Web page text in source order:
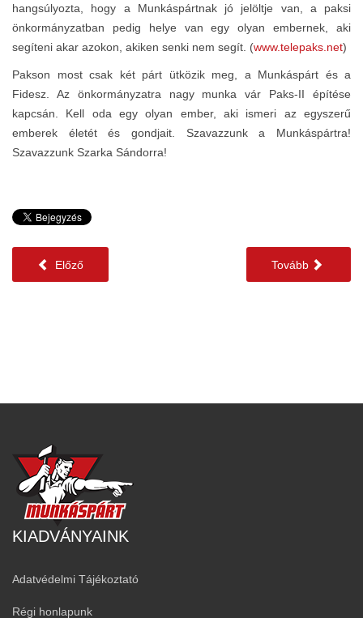
hangsúlyozta, hogy a Munkáspártnak jó jelöltje van, a paksi
önkormányzatban pedig helye van egy olyan embernek, aki
segíteni akar azokon, akiken senki nem segít. (www.telepaks.net)
Pakson most csak két párt ütközik meg, a Munkáspárt és a
Fidesz. Az önkormányzatra nagy munka vár Paks-II építése
kapcsán. Kell oda egy olyan ember, aki ismeri az egyszerű
emberek életét és gondjait. Szavazzunk a Munkáspártra!
Szavazzunk Szarka Sándorra!
Előző Tovább
KIADVÁNYAINK
Adatvédelmi Tájékoztató
Régi honlapunk